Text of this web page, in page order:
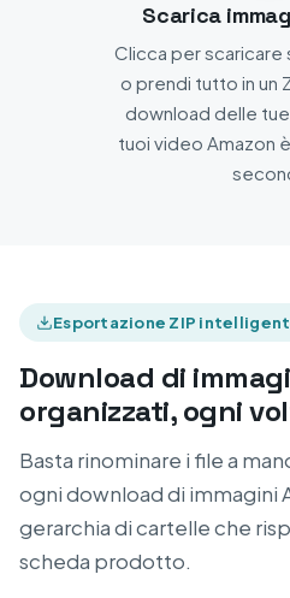
Scarica
Clicca per scaricare
o prendi tutto in un
download delle
tuoi video Amazon
Esportazione ZIP
Download di
organizzati, ogni
Basta rinominare i file a
ogni download di immagini
gerarchia di cartelle che
scheda prodotto.